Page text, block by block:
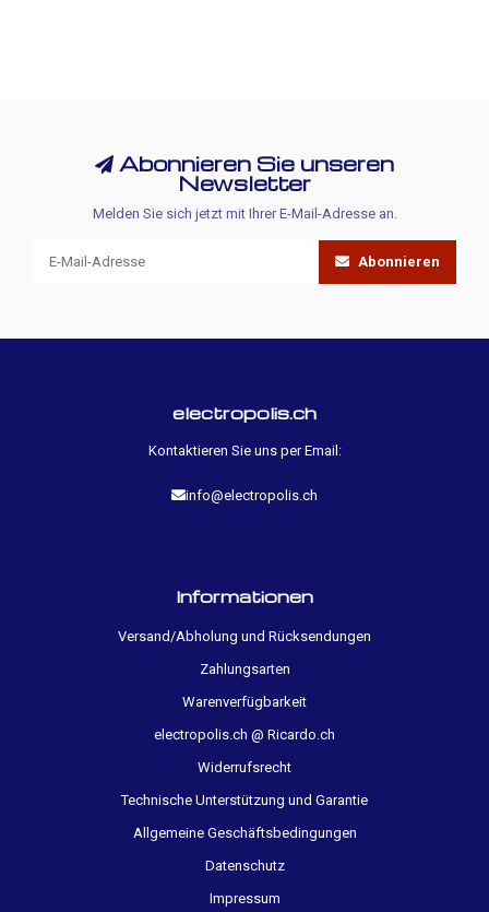
Abonnieren Sie unseren
Newsletter
Melden Sie sich jetzt mit Ihrer E-Mail-Adresse an.
Abonnieren
electropolis.ch
Kontaktieren Sie uns per Email:
info@electropolis.ch
Informationen
Versand/Abholung und Rücksendungen
Zahlungsarten
Warenverfügbarkeit
electropolis.ch @ Ricardo.ch
Widerrufsrecht
Technische Unterstützung und Garantie
Allgemeine Geschäftsbedingungen
Datenschutz
Impressum